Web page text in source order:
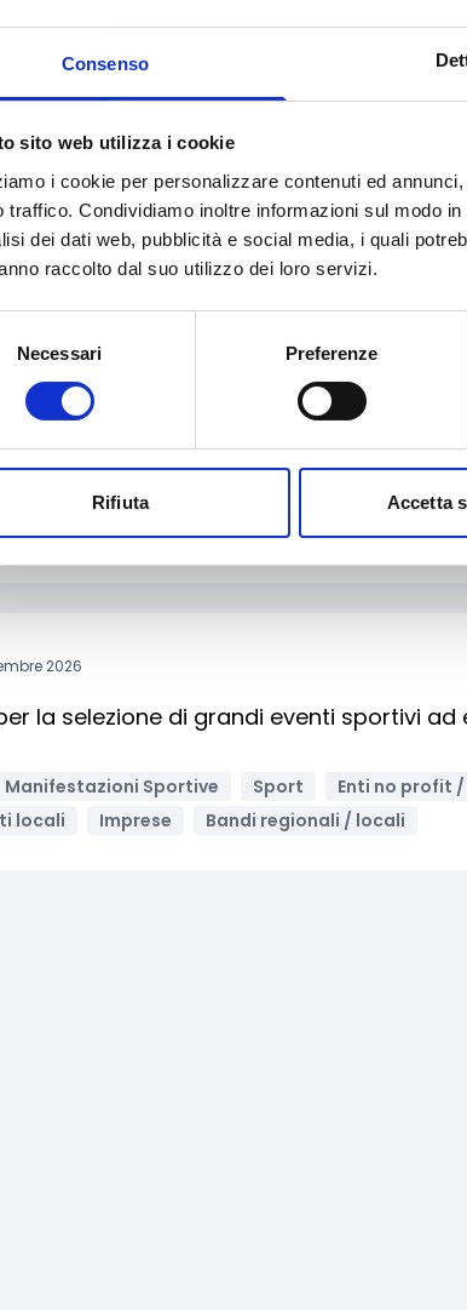
Consenso
sito web utilizza i cookie
i cookie per personalizzare contenuti ed
traffico. Condividiamo inoltre informazioni sul modo
dei dati web, pubblicità e social media, i quali
raccolto dal suo utilizzo dei loro servizi.
Necessari Preferenze
Rifiuta Accetta
Impianti sportivi Sport Transizione
locali
Bandi regionali / locali
a fondo perduto per l’indennizzo dei
nei territori colpiti dall’uragano Harry
Imprese Bandi nazionali / PNRR
2027
Startup: Incentivi per la competitività
digitalizzazione, ICT Micro-imprese
2026
la selezione di grandi eventi sportivi
Manifestazioni Sportive Sport
Enti no profit
locali
Imprese Bandi regionali / locali